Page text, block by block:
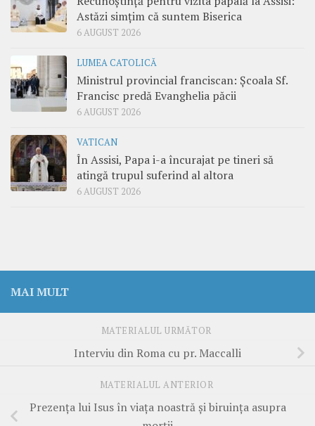
Astăzi simțim că suntem Biserica
6 AUGUST 2026
LUMEA CATOLICĂ
Ministrul provincial franciscan: Școala Sf.
Francisc predă Evanghelia păcii
6 AUGUST 2026
VATICAN
În Assisi, Papa i-a încurajat pe tineri să
atingă trupul suferind al altora
6 AUGUST 2026
MAI MULT
MATERIALUL URMĂTOR
Interviu din Roma cu pr. Maccalli
MATERIALUL ANTERIOR
Prezența lui Isus în viața noastră și biruința asupra